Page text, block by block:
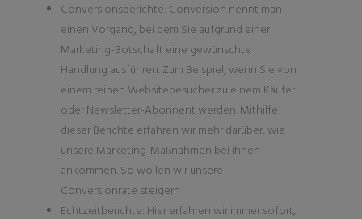
Conversionsberichte: Conversion nennt man
einen Vorgang, bei dem Sie aufgrund einer
Marketing-Botschaft eine gewünschte
Handlung ausführen. Zum Beispiel, wenn Sie von
einem reinen Websitebesucher zu einem Käufer
oder Newsletter-Abonnent werden. Mithilfe
dieser Berichte erfahren wir mehr darüber, wie
unsere Marketing-Maßnahmen bei Ihnen
ankommen. So wollen wir unsere
Conversionrate steigern.
Echtzeitberichte: Hier erfahren wir immer sofort,